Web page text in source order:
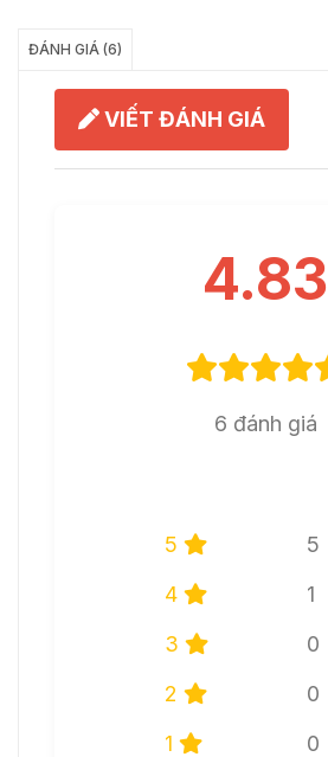
ĐÁNH GIÁ (6)
VIẾT ĐÁNH GIÁ
4.83
6 đánh giá
5
5
4
1
3
0
2
0
1
0